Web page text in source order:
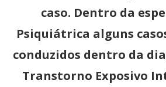
caso. Dentro da
Psiquiátrica alguns
conduzidos dentro da
Transtorno Exposivo